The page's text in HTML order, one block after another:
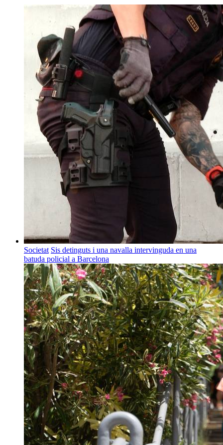
Societat Sis detinguts i una navalla intervinguda en una
batuda policial a Barcelona